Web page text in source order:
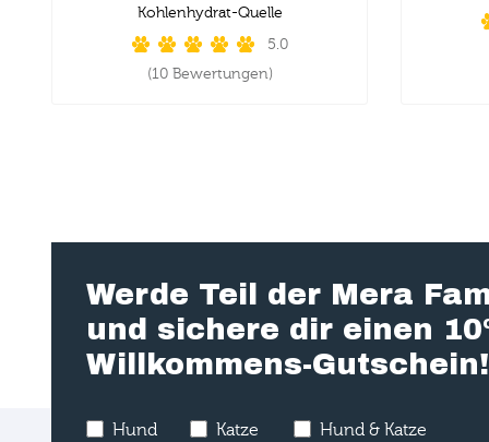
Kohlenhydrat-Quelle
5.0
(10 Bewertungen)
Werde Teil der Mera
und sichere dir einen
Willkommens-Gutschein!
Hund Katze Hund & Katze